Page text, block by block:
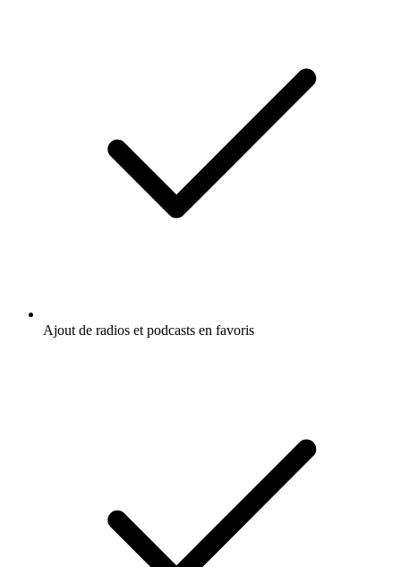
Ajout de radios et podcasts en favoris